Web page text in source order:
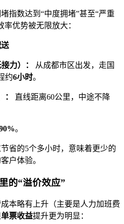
指数达到“中度拥堵”甚至“严重
优势被无限放大：
力）：
从成都市区出发，走国
约6小时。
直线距离60公里，中途不降
。
省的5个多小时，意味着更少的
户体验。
的“溢价效应”
本略有上升（主要是人力加班费
单票收益提升更为明显：